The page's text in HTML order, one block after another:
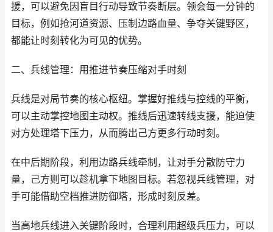
援，可以避免因盲目行动导致节奏断层。领会每一分钟的
目标，例如抢河道资源、压制边路血量、争夺关键野区，
都能让时刻转化为可见的优势。
二、兵线管理：用推进节奏压缩对手时刻
兵线是对局节奏的核心枢纽。掌握好推线与控线的平衡，
可以主动掌控地图主动权。推线后迅速转线支援，能迫使
对方处理塔下压力，从而腾出己方更多行动时刻。
在中后期阶段，利用边路兵线牵制，让对手分散防守力
量，己方则可以趁机拿下地图目标。若忽视兵线管理，对
手可能借助空档推进防御塔，形成时刻反差。
当高地兵线进入关键阶段时，合理利用超级兵压力，可以